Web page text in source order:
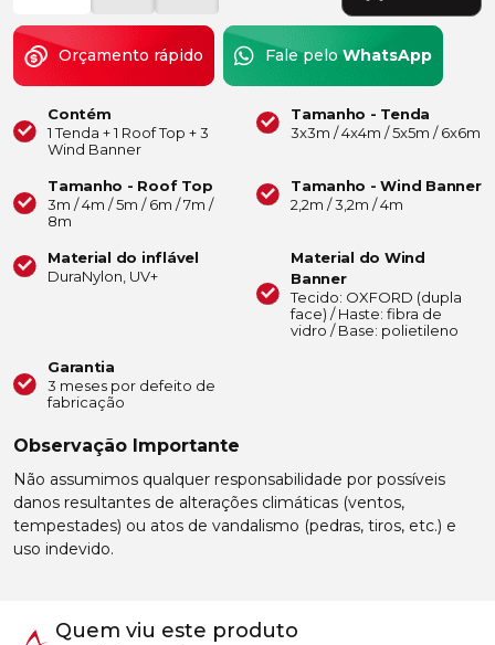
Orçamento rápido Fale peloWhatsApp
Contém
1 Tenda + 1 Roof Top + 3
Wind Banner
Tamanho - Tenda
3x3m / 4x4m / 5x5m / 6x6m
Tamanho - Roof Top
3m / 4m / 5m / 6m / 7m /
8m
Tamanho - Wind Banner
2,2m / 3,2m / 4m
Material do inflável
DuraNylon, UV+
Material do Wind
Banner
Tecido: OXFORD (dupla
face) / Haste: fibra de
vidro / Base: polietileno
Garantia
3 meses por defeito de
fabricação
Observação Importante
Não assumimos qualquer responsabilidade por possíveis
danos resultantes de alterações climáticas (ventos,
tempestades) ou atos de vandalismo (pedras, tiros, etc.) e
uso indevido.
Quem viu este produto